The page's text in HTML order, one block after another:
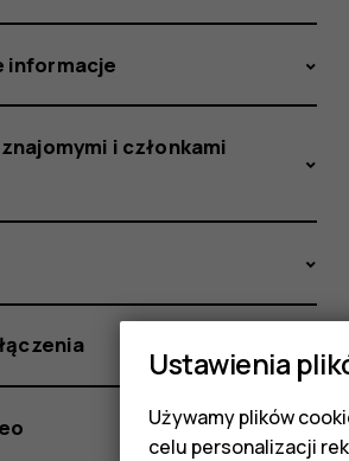
informacje
i członkami
Ustawienia
Używamy plików
celu personalizacji